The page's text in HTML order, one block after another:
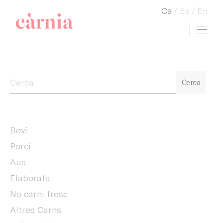
Ca Es En
Cerca
Boví
Porcí
Aus
Elaborats
No carni fresc
Altres Carns